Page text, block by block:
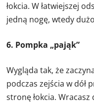
łokcia. W łatwiejszej
jedną nogę, wtedy
6. Pompka „pająk”
Wygląda tak, że
podczas zejścia w dół
stronę łokcia.